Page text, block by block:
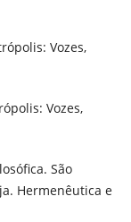
Vozes,
Vozes,
São
Hermenêutica e